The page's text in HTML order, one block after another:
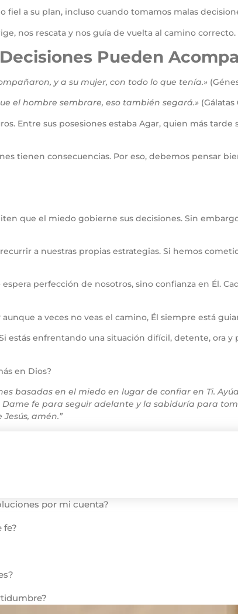
fiel a su plan, incluso cuando tomamos malas
nos rescata y nos guía de vuelta al camino correcto.
Pueden
y a su mujer, con todo lo que tenía.»
el hombre sembrare, eso también segará.» (Gálatas
Entre sus posesiones estaba Agar, quien más tarde
tienen consecuencias. Por eso, debemos pensar
que el miedo gobierne sus decisiones. Sin
a nuestras propias estrategias. Si hemos
perfección de nosotros, sino confianza en Él.
a veces no veas el camino, Él siempre está
estás enfrentando una situación difícil, detente, ora y
en Dios?
basadas en el miedo en lugar de confiar en Ti.
fe para seguir adelante y la sabiduría para
amén.”
por mi cuenta?
fe?